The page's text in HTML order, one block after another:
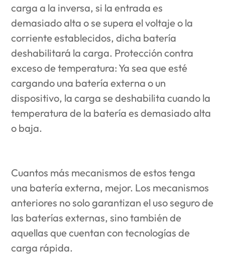
carga a la inversa, si la entrada es
demasiado alta o se supera el voltaje o la
corriente establecidos, dicha batería
deshabilitará la carga. Protección contra
exceso de temperatura: Ya sea que esté
cargando una batería externa o un
dispositivo, la carga se deshabilita cuando la
temperatura de la batería es demasiado alta
o baja.
Cuantos más mecanismos de estos tenga
una batería externa, mejor. Los mecanismos
anteriores no solo garantizan el uso seguro de
las baterías externas, sino también de
aquellas que cuentan con tecnologías de
carga rápida.